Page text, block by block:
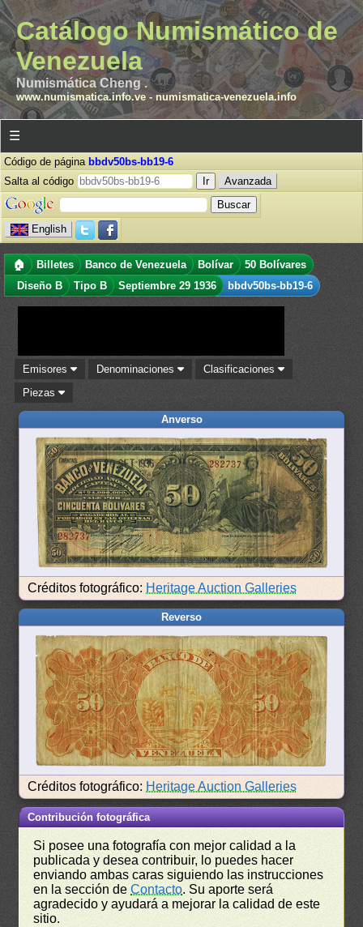
Catálogo Numismático de
Venezuela
Numismática Cheng .
www.numismatica.info.ve- numismatica-venezuela.info
☰
Código de página bbdv50bs-bb19-6
Salta al código
Avanzada
English
🏠 Billetes Banco de Venezuela Bolívar
50 Bolívares
Diseño B
Tipo B Septiembre 29 1936 bbdv50bs-bb19-6
Emisores Denominaciones
Clasificaciones
Piezas
Anverso
Créditos fotográfico: Heritage Auction Galleries
Reverso
Créditos fotográfico: Heritage Auction Galleries
Contribución fotográfica
Si posee una fotografía con mejor calidad a la
publicada y desea contribuir, lo puedes hacer
enviando ambas caras siguiendo las instrucciones
en la sección deContacto. Su aporte será
agradecido y ayudará a mejorar la calidad de este
sitio.